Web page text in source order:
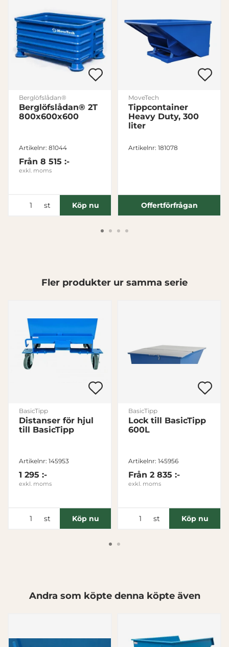
för sociala medier och analysera vår trafik. Vi
vidarebefordrar även sådana identifierare och annan
information från din enhet till de sociala medier och
annons- och analysföretag som vi samarbetar med.
Dessa kan i sin tur kombinera informationen med annan
information som du har tillhandahållit eller som de har
samlat in när du har använt deras tjänster.
Samtyckesval
Nödvändig
Statistik
Marknadsföring
Berglöfslådan®
Berglöfslådan® 2T
800x600x600
Artikelnr: 81044
Från 8 515 :-
exkl. moms
st Köp nu
MoveTech
Tippcontainer
Heavy Duty, 300
liter
Artikelnr: 181078
Offertförfrågan
Fler produkter ur samma serie
BasicTipp
Distanser för hjul
till BasicTipp
Artikelnr: 145953
1 295 :-
exkl. moms
st Köp nu
BasicTipp
Lock till BasicTipp
600L
Artikelnr: 145956
Från 2 835 :-
exkl. moms
st Köp nu
Andra som köpte denna köpte även